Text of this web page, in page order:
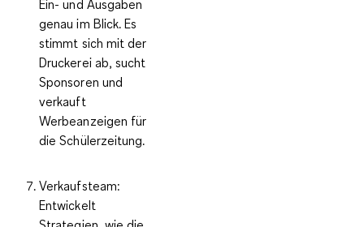
Ein- und Ausgaben
genau im Blick. Es
stimmt sich mit der
Druckerei ab, sucht
Sponsoren und
verkauft
Werbeanzeigen für
die Schülerzeitung.
Verkaufsteam:
Entwickelt